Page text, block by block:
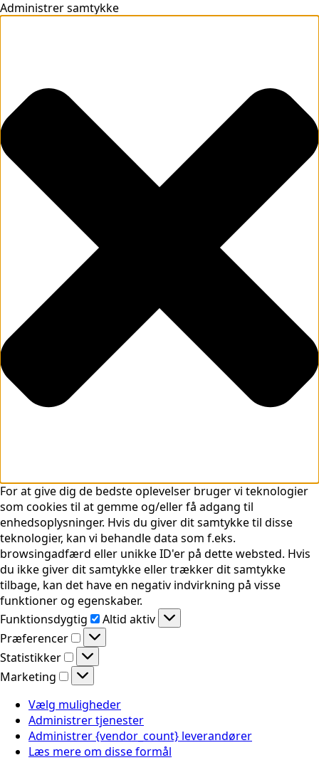
Administrer samtykke
For at give dig de bedste oplevelser bruger vi teknologier
som cookies til at gemme og/eller få adgang til
enhedsoplysninger. Hvis du giver dit samtykke til disse
teknologier, kan vi behandle data som f.eks.
browsingadfærd eller unikke ID'er på dette websted. Hvis
du ikke giver dit samtykke eller trækker dit samtykke
tilbage, kan det have en negativ indvirkning på visse
funktioner og egenskaber.
Funktionsdygtig
Funktionsdygtig
Altid aktiv
Præferencer
Præferencer
Statistikker
Statistikker
Marketing
Marketing
Vælg muligheder
Administrer tjenester
Administrer {vendor_count} leverandører
Læs mere om disse formål